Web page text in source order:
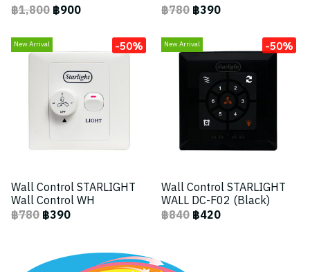
฿1,800฿900 ฿780฿390
New Arrival -50%
Wall Control STARLIGHT
Wall Control WH
฿780฿390
New Arrival -50%
Wall Control STARLIGHT
WALL DC-F02 (Black)
฿840฿420